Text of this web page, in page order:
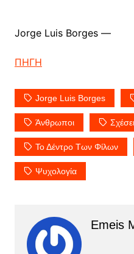
Jorge Luis Borges —
ΠΗΓΗ
Jorge Luis Borges
Άνθρωποι
Το Δέντρο Των Φίλων
Ψυχολογία
Emeis